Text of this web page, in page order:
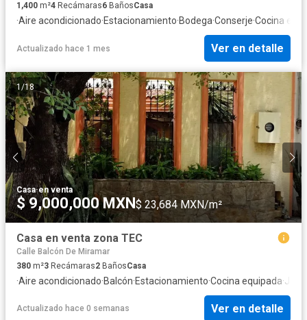
1,400 m²4 Recámaras6 BañosCasa
·Aire acondicionado·Estacionamiento·Bodega·Conserje·Cocina
Actualizado hace 1 mes Ver en detalle
1 /18
Casa·en venta
$ 9,000,000 MXN$ 23,684 MXN/m²
Casa en venta zona TEC
Calle Balcón De Miramar
380 m²3 Recámaras2 BañosCasa
·Aire acondicionado·Balcón·Estacionamiento·Cocina equipada·
Actualizado hace 0 semanas Ver en detalle